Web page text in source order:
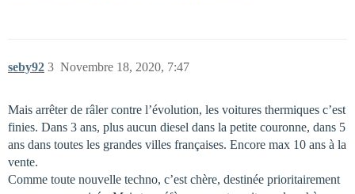
seby92 Novembre 18, 2020, 7:47
3
Mais arrêter de râler contre l’évolution, les voitures thermiques c’est
finies. Dans 3 ans, plus aucun diesel dans la petite couronne, dans 5
ans dans toutes les grandes villes françaises. Encore max 10 ans à la
vente.
Comme toute nouvelle techno, c’est chère, destinée prioritairement